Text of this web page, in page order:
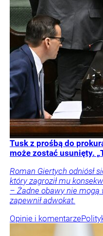
Tusk z prośbą do
może zostać usunięty.
Roman Giertych odniósł
który zagroził mu
– Żadne obawy nie
zapewnił adwokat.
Opinie i komentarze